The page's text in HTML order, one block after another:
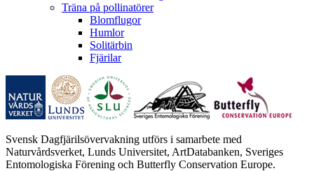
Träna på pollinatörer
Blomflugor
Humlor
Solitärbin
Fjärilar
Svensk Dagfjärilsövervakning utförs i samarbete med
Naturvårdsverket, Lunds Universitet, ArtDatabanken, Sveriges
Entomologiska Förening och Butterfly Conservation Europe.